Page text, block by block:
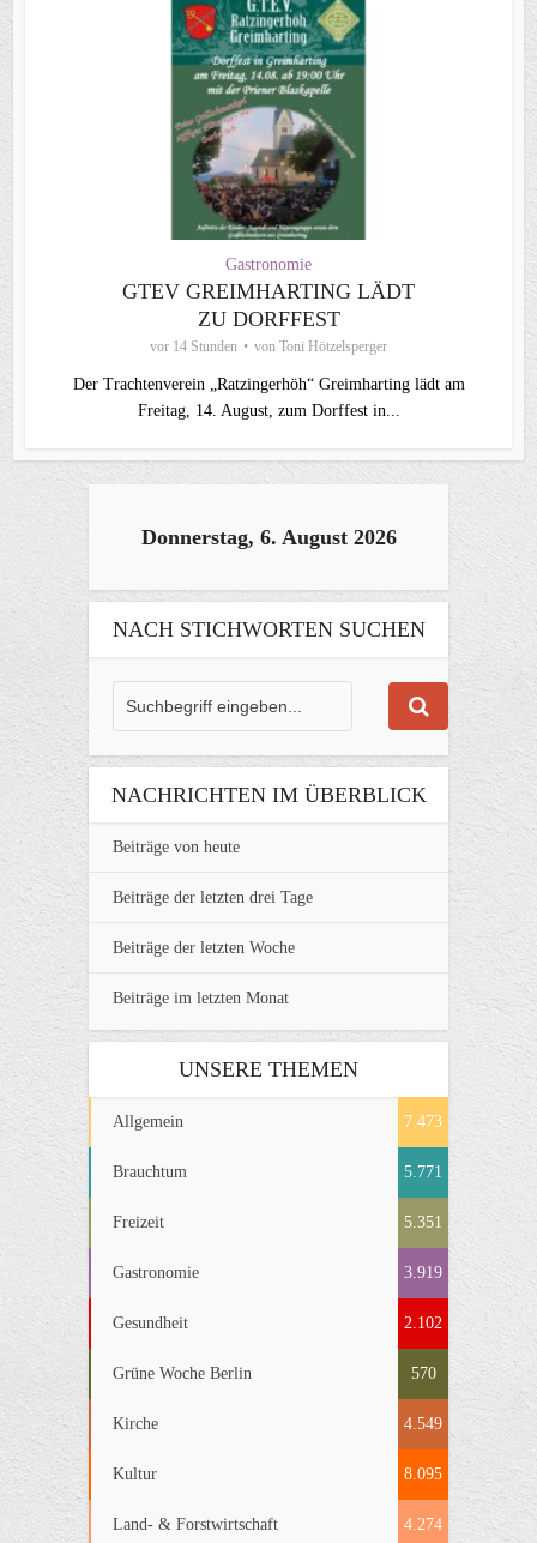
Gastronomie
GTEV GREIMHARTING LÄDT
ZU DORFFEST
vor 14 Stunden von Toni Hötzelsperger
Der Trachtenverein „Ratzingerhöh“ Greimharting lädt am
Freitag, 14. August, zum Dorffest in...
Donnerstag, 6. August 2026
NACH STICHWORTEN SUCHEN
NACHRICHTEN IM ÜBERBLICK
Beiträge von heute
Beiträge der letzten drei Tage
Beiträge der letzten Woche
Beiträge im letzten Monat
UNSERE THEMEN
Allgemein 7.473
Brauchtum 5.771
Freizeit 5.351
Gastronomie 3.919
Gesundheit 2.102
Grüne Woche Berlin 570
Kirche 4.549
Kultur 8.095
Land- & Forstwirtschaft 4.274